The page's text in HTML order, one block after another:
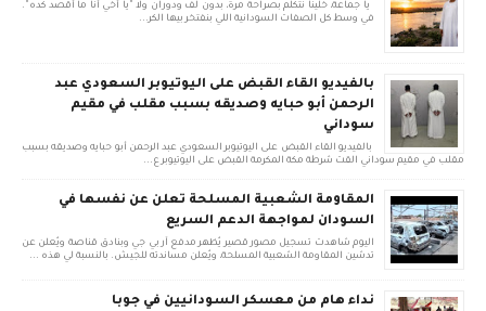
يا جماعة، خلينا نتكلم بصراحة مرة، بدون لف ودوران ولا "يا أخي أنا ما أقصد كده".
في وسط كل الصفات السودانية اللي بنفتخر بيها الكر...
بالفيديو القاء القبض على اليوتيوبر السعودي عبد
الرحمن أبو حبايه وصديقه بسبب مقلب في مقيم
سوداني
بالفيديو القاء القبض على اليوتيوبر السعودي عبد الرحمن أبو حبايه وصديقه بسبب
مقلب في مقيم سوداني القت شرطة مكة المكرمة القبض على اليوتيوبر ع...
المقاومة الشعبية المسلحة تعلن عن نفسها في
السودان لمواجهة الدعم السريع
اليوم شاهدت تسجيل مصور قصير يُظهر مدفع آر بي جي وبنادق قناصة ويُعلن عن
تدشين المقاومة الشعبية المسلحة، ويُعلن مساندته للجيش. بالنسبة لي هذه ...
نداء هام من معسكر السودانيين في جوبا